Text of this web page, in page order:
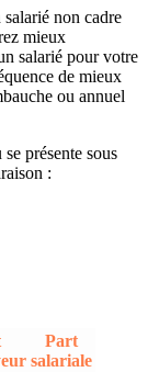
non cadre
mieux
salarié pour votre
de mieux
ou annuel
présente sous
:
Part
salariale